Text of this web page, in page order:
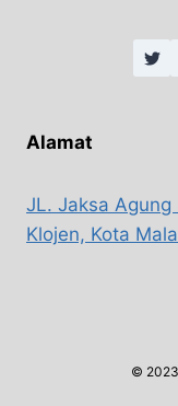
Alamat
JL. Jaksa Agung
Klojen, Kota
© 2023